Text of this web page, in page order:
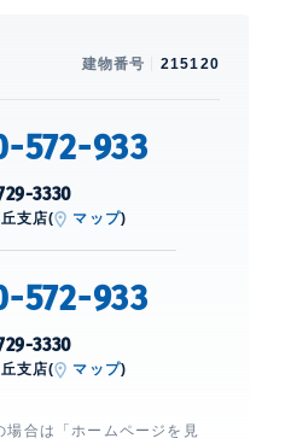
建物番号 215120
572-933
3330
支店( マップ)
572-933
3330
支店( マップ)
合は「ホームページを見